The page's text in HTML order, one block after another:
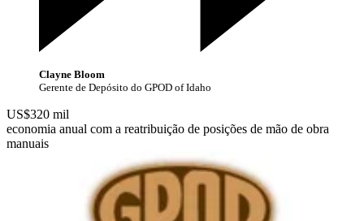
Clayne Bloom
Gerente de Depósito do GPOD of Idaho
US$320 mil
economia anual com a reatribuição de posições de mão de obra
manuais